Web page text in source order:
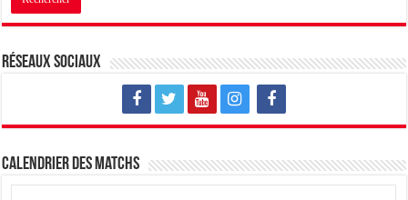
Réseaux sociaux
Calendrier des matchs